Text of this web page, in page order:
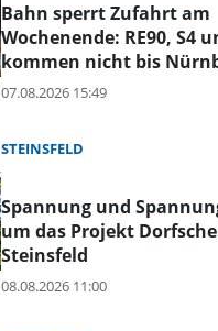
Bahn sperrt Zufahrt am
Wochenende: RE90, S4
kommen nicht bis
07.08.2026 15:49
STEINSFELD
Spannung und
um das Projekt
Steinsfeld
08.08.2026 11:00